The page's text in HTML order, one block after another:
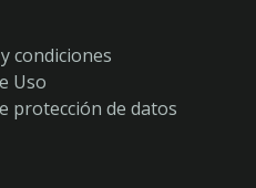
condiciones
Uso
protección de datos